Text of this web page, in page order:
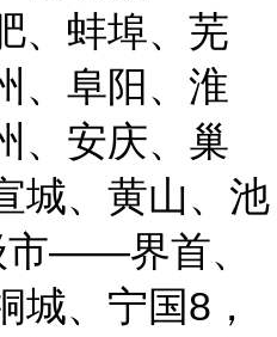
蚌埠、芜
、阜阳、淮
、安庆、巢
城、黄山、池
市——界首、
城、宁国8，